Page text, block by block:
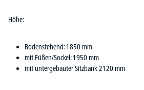
Höhe:
Bodenstehend: 1850 mm
mit Füßen/Sockel: 1950 mm
mit untergebauter Sitzbank 2120 mm